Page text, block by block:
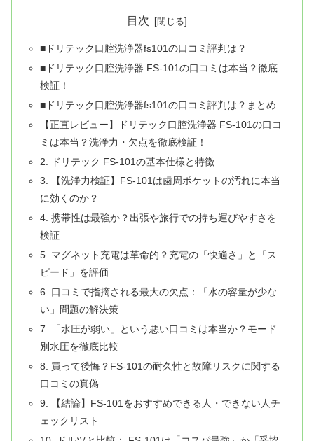
目次
■ドリテック口腔洗浄器fs101の口コミ評判は？
■ドリテック口腔洗浄器 FS-101の口コミは本当？徹底
検証！
■ドリテック口腔洗浄器fs101の口コミ評判は？まとめ
【正直レビュー】ドリテック口腔洗浄器 FS-101の口コ
ミは本当？洗浄力・欠点を徹底検証！
2. ドリテック FS-101の基本仕様と特徴
3. 【洗浄力検証】FS-101は歯周ポケットの汚れに本当
に効くのか？
4. 携帯性は最強か？出張や旅行での持ち運びやすさを
検証
5. マグネット充電は革命的？充電の「快適さ」と「ス
ピード」を評価
6. 口コミで指摘される最大の欠点：「水の容量が少な
い」問題の解決策
7. 「水圧が弱い」という悪い口コミは本当か？モード
別水圧を徹底比較
8. 買って後悔？FS-101の耐久性と故障リスクに関する
口コミの真偽
9. 【結論】FS-101をおすすめできる人・できない人チ
ェックリスト